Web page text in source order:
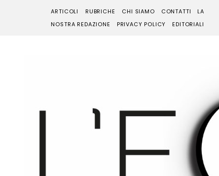
ARTICOLI RUBRICHE CHI SIAMO CONTATTI
LA
NOSTRA REDAZIONE
PRIVACY POLICY EDITORIALI